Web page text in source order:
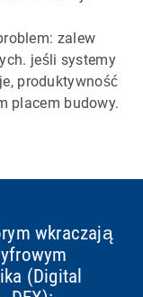
zalew
jeśli systemy
produktywność
placem budowy.
wkraczają
(Digital